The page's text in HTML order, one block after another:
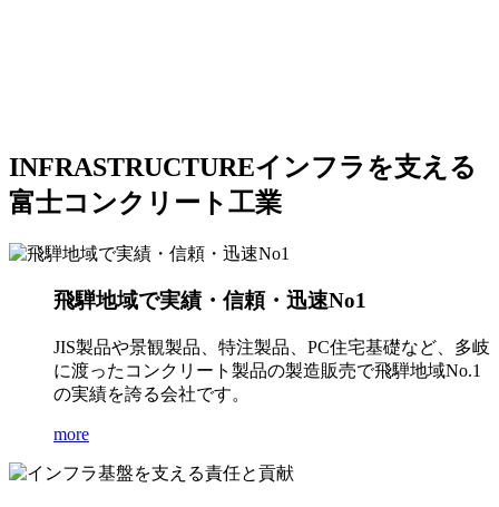
INFRASTRUCTUREインフラを支える
富士コンクリート工業
飛騨地域で実績・信頼・迅速No1
JIS製品や景観製品、特注製品、PC住宅基礎など、多岐
に渡ったコンクリート製品の製造販売で飛騨地域No.1
の実績を誇る会社です。
more